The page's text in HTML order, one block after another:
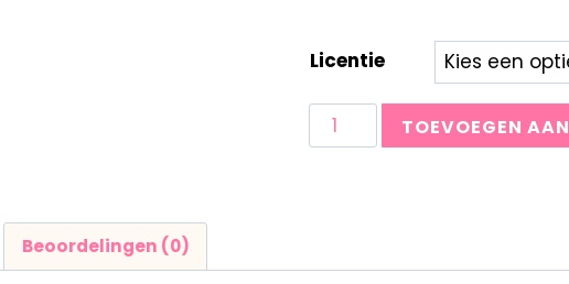
Licentie
TOEVOEGEN
Beoordelingen (0)